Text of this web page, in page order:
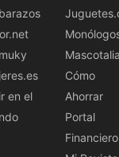
en el
Cómo
Ahorrar
Portal
Financiero